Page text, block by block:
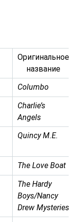
Оригинальное
название
Columbo
Charlie’s
Angels
Quincy M.E.
The Love Boat
The Hardy
Boys/Nancy
Drew Mysteries